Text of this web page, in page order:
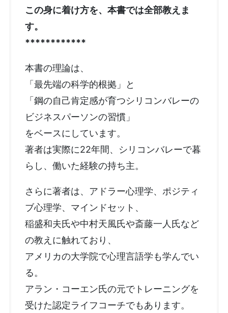
この身に着け方を、本書では全部教えま
す。
************
本書の理論は、
「最先端の科学的根拠」と
「鋼の自己肯定感が育つシリコンバレーの
ビジネスパーソンの習慣」
をベースにしています。
著者は実際に22年間、シリコンバレーで暮
らし、働いた経験の持ち主。
さらに著者は、アドラー心理学、ポジティ
ブ心理学、マインドセット、
稲盛和夫氏や中村天風氏や斎藤一人氏など
の教えに触れており、
アメリカの大学院で心理言語学も学んでい
る。
アラン・コーエン氏の元でトレーニングを
受けた認定ライフコーチでもあります。